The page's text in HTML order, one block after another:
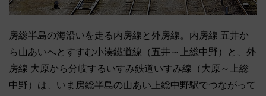
房総半島の海沿いを走る内房線と外房線。内房線 五井か
ら山あいへとすすむ小湊鐵道線（五井～上総中野）と、外
房線 大原から分岐するいすみ鉄道いすみ線（大原～上総
中野）は、いま房総半島の山あい上総中野駅でつながって